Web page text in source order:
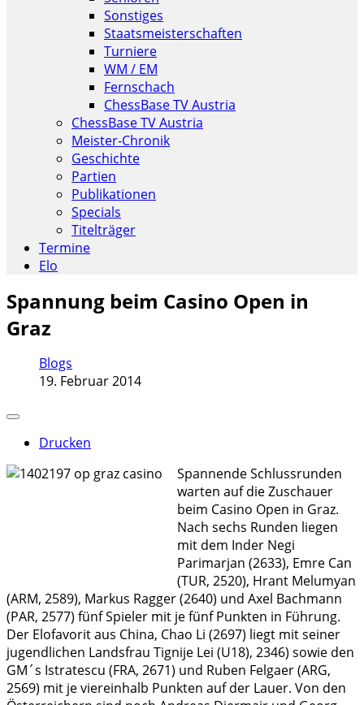
Sonstiges
Staatsmeisterschaften
Turniere
WM / EM
Fernschach
ChessBase TV Austria
ChessBase TV Austria
Meister-Chronik
Geschichte
Partien
Publikationen
Specials
Titelträger
Termine
Elo
Spannung beim Casino Open in
Graz
Blogs
19. Februar 2014
Drucken
Spannende Schlussrunden
warten auf die Zuschauer
beim Casino Open in Graz.
Nach sechs Runden liegen
mit dem Inder Negi
Parimarjan (2633), Emre Can
(TUR, 2520), Hrant Melumyan
(ARM, 2589), Markus Ragger (2640) und Axel Bachmann
(PAR, 2577) fünf Spieler mit je fünf Punkten in Führung.
Der Elofavorit aus China, Chao Li (2697) liegt mit seiner
jugendlichen Landsfrau Tignije Lei (U18), 2346) sowie den
GM´s Istratescu (FRA, 2671) und Ruben Felgaer (ARG,
2569) mit je viereinhalb Punkten auf der Lauer. Von den